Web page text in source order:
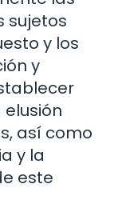
sujetos
y los
y
así como
y la
este